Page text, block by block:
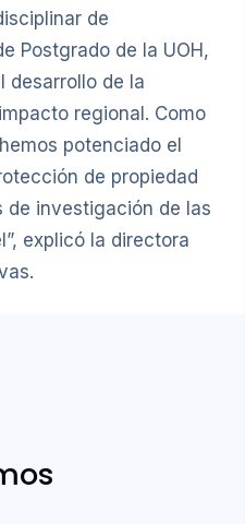
de
Postgrado de la UOH,
desarrollo de la
regional. Como
potenciado el
de propiedad
de investigación de las
explicó la directora